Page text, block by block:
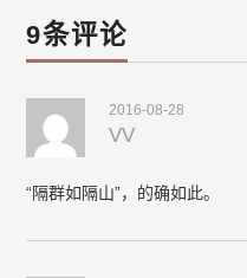
9条评论
2016-08-28
VV
“隔群如隔山”，的确如此。